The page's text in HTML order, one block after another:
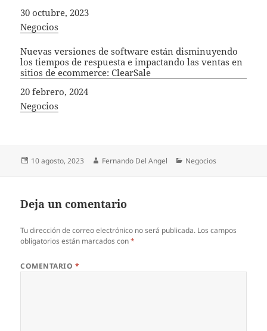
Fecha
30 octubre, 2023
In relation to
Negocios
Nuevas versiones de software están disminuyendo
los tiempos de respuesta e impactando las ventas en
sitios de ecommerce: ClearSale
Fecha
20 febrero, 2024
In relation to
Negocios
Publicado
10 agosto, 2023 Autor
Fernando Del Angel Categorías
Negocios
Deja un comentario
Tu dirección de correo electrónico no será publicada. Los campos
obligatorios están marcados con*
COMENTARIO *